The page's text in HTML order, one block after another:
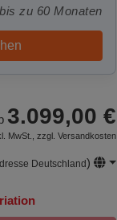
zu 60 Monaten
3.099,00 €
MwSt., zzgl. Versandkosten
Deutschland)